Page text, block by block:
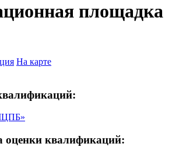
площадка
На карте
оценки квалификаций: